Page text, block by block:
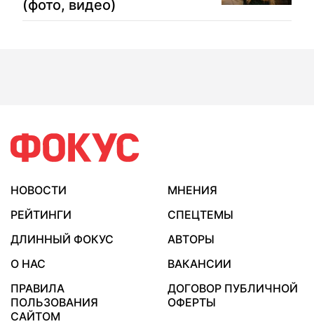
(фото, видео)
НОВОСТИ
МНЕНИЯ
РЕЙТИНГИ
СПЕЦТЕМЫ
ДЛИННЫЙ ФОКУС
АВТОРЫ
О НАС
ВАКАНСИИ
ПРАВИЛА
ПОЛЬЗОВАНИЯ
САЙТОМ
ДОГОВОР ПУБЛИЧНОЙ
ОФЕРТЫ